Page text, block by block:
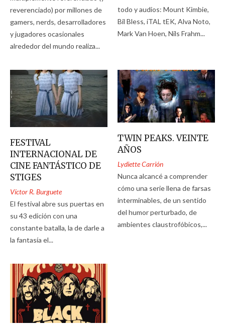
reverenciado) por millones de
gamers, nerds, desarrolladores
y jugadores ocasionales
alrededor del mundo realiza...
todo y audios: Mount Kimbie,
Bil Bless, iTAL tEK, Alva Noto,
Mark Van Hoen, Nils Frahm...
FESTIVAL
INTERNACIONAL DE
CINE FANTÁSTICO DE
STIGES
Víctor R. Burguete
El festival abre sus puertas en
su 43 edición con una
constante batalla, la de darle a
la fantasía el...
TWIN PEAKS. VEINTE
AÑOS
Lydiette Carrión
Nunca alcancé a comprender
cómo una serie llena de farsas
interminables, de un sentido
del humor perturbado, de
ambientes claustrofóbicos,...